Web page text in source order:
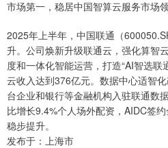
市场第一，稳居中国智算云服务市场领
2025年上半年，中国联通（
升。公司焕新升级联通云，强化算智
度和一体化智能运营，打造“AI智选联
云收入达到376亿元。数据中心适智
台企业和银行等金融机构入驻联通数
比增长9.4%个人场外配资，AIDC签
稳步提升。
发布于：上海市